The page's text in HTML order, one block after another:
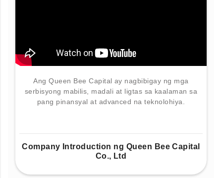
Ang Queen Bee Capital ay nagbibigay ng mga
serbisyong mabilis, madali at ligtas sa kaalaman sa
pang pinansyal at advanced na teknolohiya.
Company Introduction ng Queen Bee Capital
Co., Ltd